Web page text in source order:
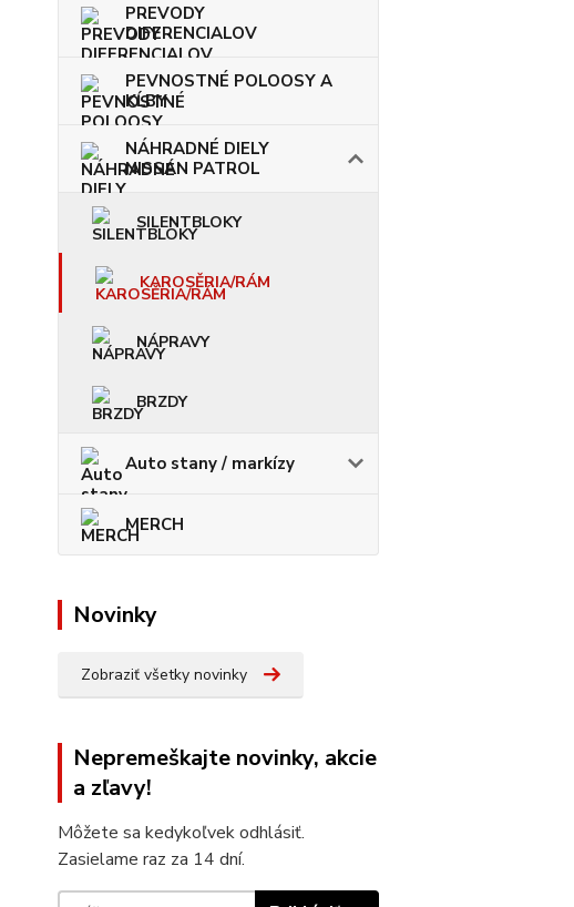
PREVODY
DIFERENCIALOV
PEVNOSTNÉ POLOOSY A
KĹBY
NÁHRADNÉ DIELY
NISSAN PATROL
SILENTBLOKY
KAROSĚRIA/RÁM
NÁPRAVY
BRZDY
Auto stany / markízy
MERCH
Novinky
Zobraziť všetky novinky
Nepremeškajte novinky, akcie
a zľavy!
Môžete sa kedykoľvek odhlásiť.
Zasielame raz za 14 dní.